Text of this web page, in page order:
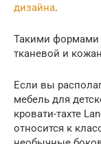
дизайна.
Такими формами
тканевой и
Если вы
мебель для
кровати-тахте
относится к